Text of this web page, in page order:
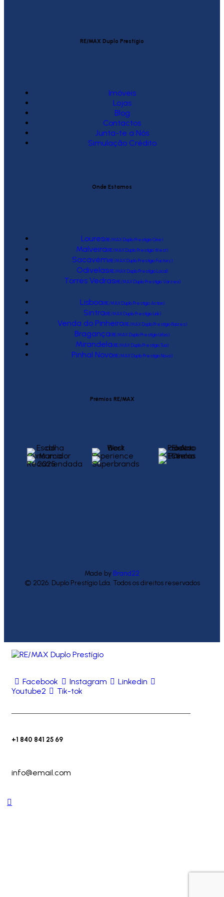
RE/MAX Duplo Prestígio
Imóveis
Lojas
Blog
Contactos
Junta-te a Nós
Simulação Crédito
Onde Estamos
Loures(RE/MAX Duplo Prestígio One)
Malveira(RE/MAX Duplo Prestígio West)
Sacavém(RE/MAX Duplo Prestígio Factory)
Odivelas(RE/MAX Duplo Prestígio Local)
Torres Vedras(RE/MAX Duplo Prestígio Várzea)
Lisboa(RE/MAX Duplo Prestígio Action)
Sintra(RE/MAX Duplo Prestígio Link)
Venda do Pinheiro(RE/MAX Duplo Prestígio Raízes)
Bragança(RE/MAX Duplo Prestígio Urbis)
Mirandela(RE/MAX Duplo Prestígio Tua)
Pinhal Novo(RE/MAX Duplo Prestígio Novo)
Prémios RE/MAX
Made by Brand22
© 2026. Duplo Prestígio Lda. Todos os direitos reservados
Facebook Instagram
Linkedin
Youtube2
Tik-tok
+1 840 841 25 69
info@email.com